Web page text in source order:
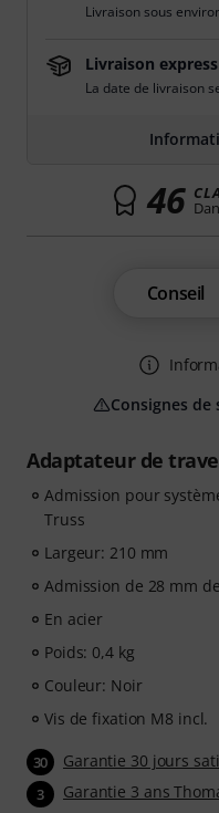
Adaptateur de
Admission pour
Truss
Largeur: 210 mm
Admission de 28 mm
En acier
Poids: 0,4 kg
Couleur: Noir
Vis de fixation M8 incl.
30 Garantie 30 jours
3 Garantie 3 ans
Livraison sous
Livraison express
La date de livraison
46
Conseil
Consignes